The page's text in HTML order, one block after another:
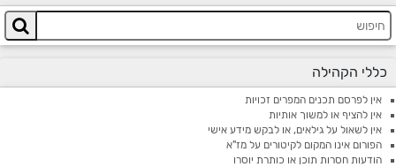
כללי הקהילה
אין לפרסם תכנים המפרים זכויות
אין להציף או למשוך אותיות
אין לשאול על גילאים, או לבקש מידע אישי
הפורום אינו המקום לקיטורים על מז"א
הודעות חסרות תוכן או כותרת יוסרו